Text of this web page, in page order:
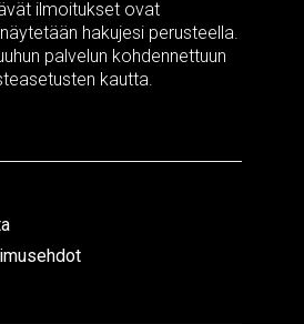
ilmoitukset ovat
hakujesi perusteella.
palvelun kohdennettuun
kautta.